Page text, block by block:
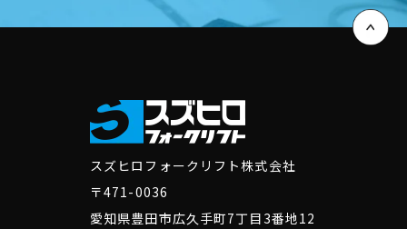
スズヒロフォークリフト株式会社
〒471-0036
愛知県豊田市広久手町7丁目3番地12